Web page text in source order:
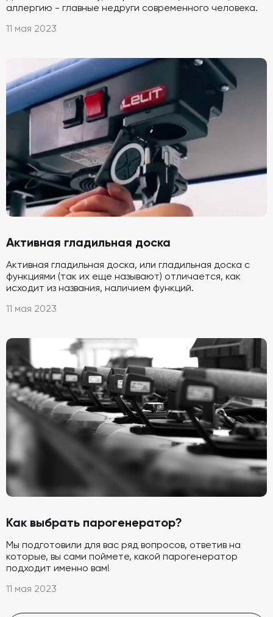
аллергию - главные недруги современного человека.
11 мая 2023
Активная гладильная доска
Активная гладильная доска, или гладильная доска с
функциями (так их еще называют) отличается, как
исходит из названия, наличием функций.
11 мая 2023
Как выбрать парогенератор?
Мы подготовили для вас ряд вопросов, ответив на
которые, вы сами поймете, какой парогенератор
подходит именно вам!
11 мая 2023